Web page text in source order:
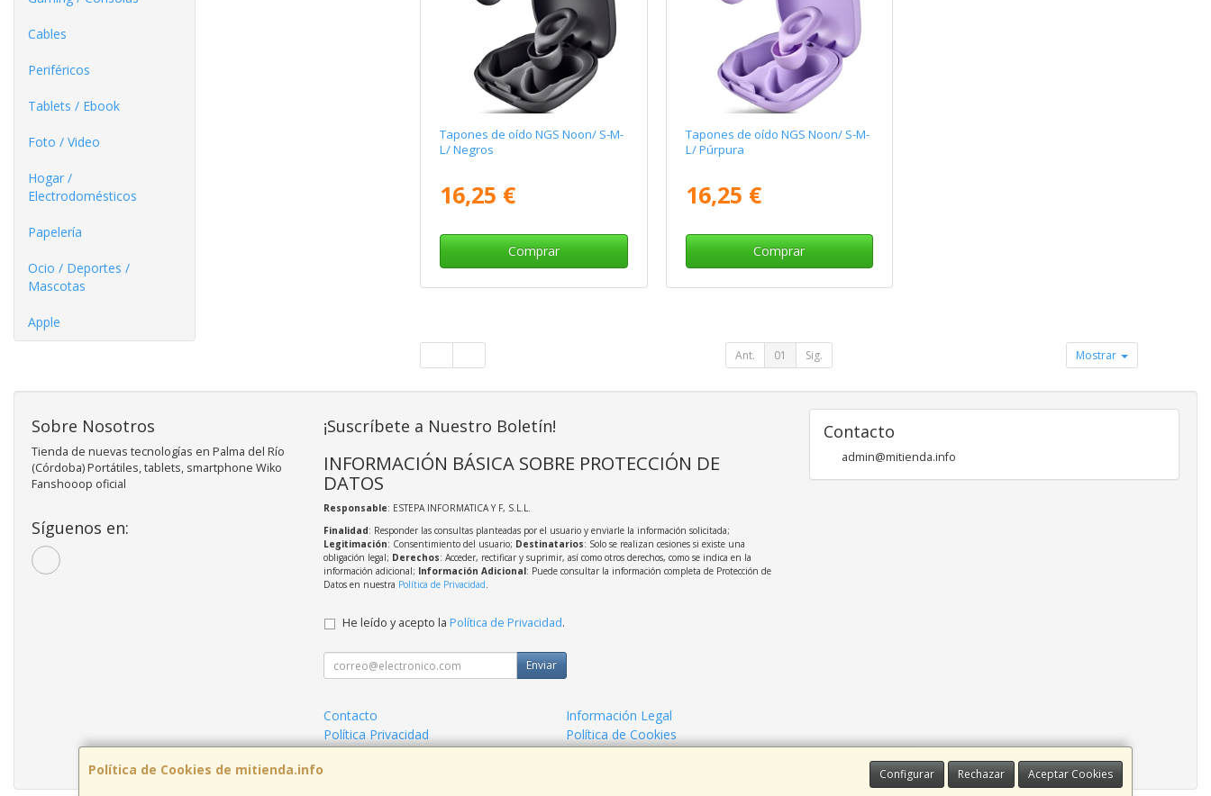
Cables
Periféricos
Tablets / Ebook
Foto / Video
Hogar /
Electrodomésticos
Papelería
Ocio / Deportes /
Mascotas
Apple
Tapones de oído NGS Noon/ S-M-
L/ Negros
16,25 €
Comprar
Tapones de oído NGS Noon/ S-M-
L/ Púrpura
16,25 €
Comprar
Ant. 01 Sig. Mostrar
Política de Cookies de mitienda.info Configurar Rechazar Aceptar Cookies
Sobre Nosotros
Tienda de nuevas tecnologías en Palma del Río
(Córdoba) Portátiles, tablets, smartphone Wiko
Fanshooop oficial
Síguenos en:
¡Suscríbete a Nuestro Boletín!
INFORMACIÓN BÁSICA SOBRE PROTECCIÓN DE
DATOS
Responsable: ESTEPA INFORMATICA Y F, S.L.L.
Finalidad: Responder las consultas planteadas por el usuario y enviarle la información solicitada;
Legitimación: Consentimiento del usuario; Destinatarios: Solo se realizan cesiones si existe una
obligación legal; Derechos: Acceder, rectificar y suprimir, así como otros derechos, como se indica en la
información adicional; Información Adicional: Puede consultar la información completa de Protección de
Datos en nuestra Política de Privacidad.
He leído y acepto la Política de Privacidad.
Enviar
Contacto
Información Legal
Política Privacidad
Política de Cookies
Contacto
admin@mitienda.info